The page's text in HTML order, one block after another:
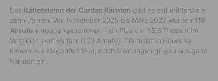
Das Kältetelefon der Caritas Kärnten gibt es seit mittlerweile
zehn Jahren. Von November 2025 bis März 2026 wurden 119
Anrufe entgegengenommen – ein Plus von 15,5 Prozent im
Vergleich zum Vorjahr (103 Anrufe). Die meisten Hinweise
kamen aus Klagenfurt (46), doch Meldungen gingen aus ganz
Kärnten ein.